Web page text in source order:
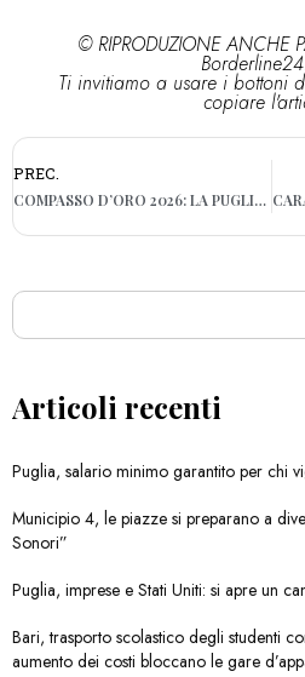
© RIPRODUZIONE ANCHE
Ti invitiamo a usare i bottoni
copiare
PREC.
COMPASSO D’ORO 2026: LA PUGLIA CONQUISTA DUE MENZIONI D’ONORE E UN ATTESTATO
Articoli recenti
Puglia, salario minimo garantito per chi
Municipio 4, le piazze si preparano a
Sonori”
Puglia, imprese e Stati Uniti: si apre un
Bari, trasporto scolastico degli studenti
aumento dei costi bloccano le gare